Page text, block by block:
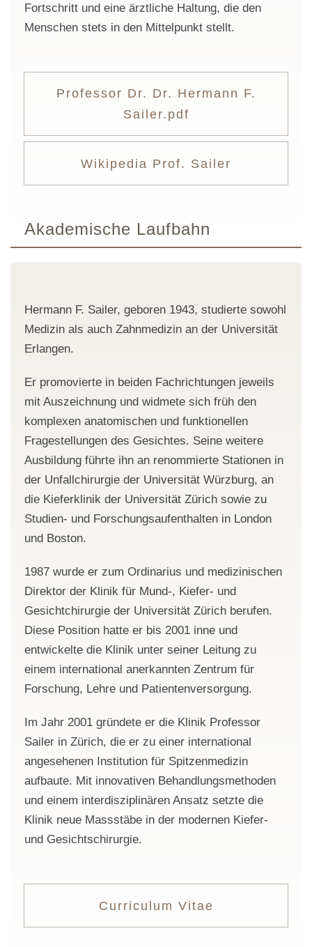
Fortschritt und eine ärztliche Haltung, die den
Menschen stets in den Mittelpunkt stellt.
Professor Dr. Dr. Hermann F.
Sailer.pdf
Wikipedia Prof. Sailer
Akademische Laufbahn
Hermann F. Sailer, geboren 1943, studierte sowohl
Medizin als auch Zahnmedizin an der Universität
Erlangen.
Er promovierte in beiden Fachrichtungen jeweils
mit Auszeichnung und widmete sich früh den
komplexen anatomischen und funktionellen
Fragestellungen des Gesichtes. Seine weitere
Ausbildung führte ihn an renommierte Stationen in
der Unfallchirurgie der Universität Würzburg, an
die Kieferklinik der Universität Zürich sowie zu
Studien- und Forschungsaufenthalten in London
und Boston.
1987 wurde er zum Ordinarius und medizinischen
Direktor der Klinik für Mund-, Kiefer- und
Gesichtchirurgie der Universität Zürich berufen.
Diese Position hatte er bis 2001 inne und
entwickelte die Klinik unter seiner Leitung zu
einem international anerkannten Zentrum für
Forschung, Lehre und Patientenversorgung.
Im Jahr 2001 gründete er die Klinik Professor
Sailer in Zürich, die er zu einer international
angesehenen Institution für Spitzenmedizin
aufbaute. Mit innovativen Behandlungsmethoden
und einem interdisziplinären Ansatz setzte die
Klinik neue Massstäbe in der modernen Kiefer-
und Gesichtschirurgie.
Curriculum Vitae